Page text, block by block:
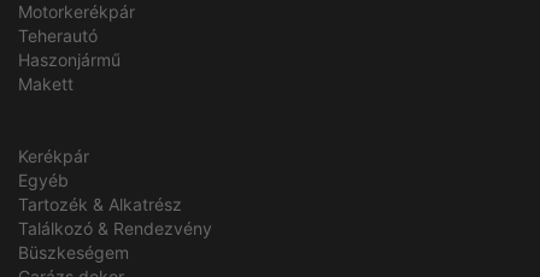
Motorkerékpár
Teherautó
Haszonjármű
Makett
Kerékpár
Egyéb
Tartozék & Alkatrész
Találkozó & Rendezvény
Büszkeségem